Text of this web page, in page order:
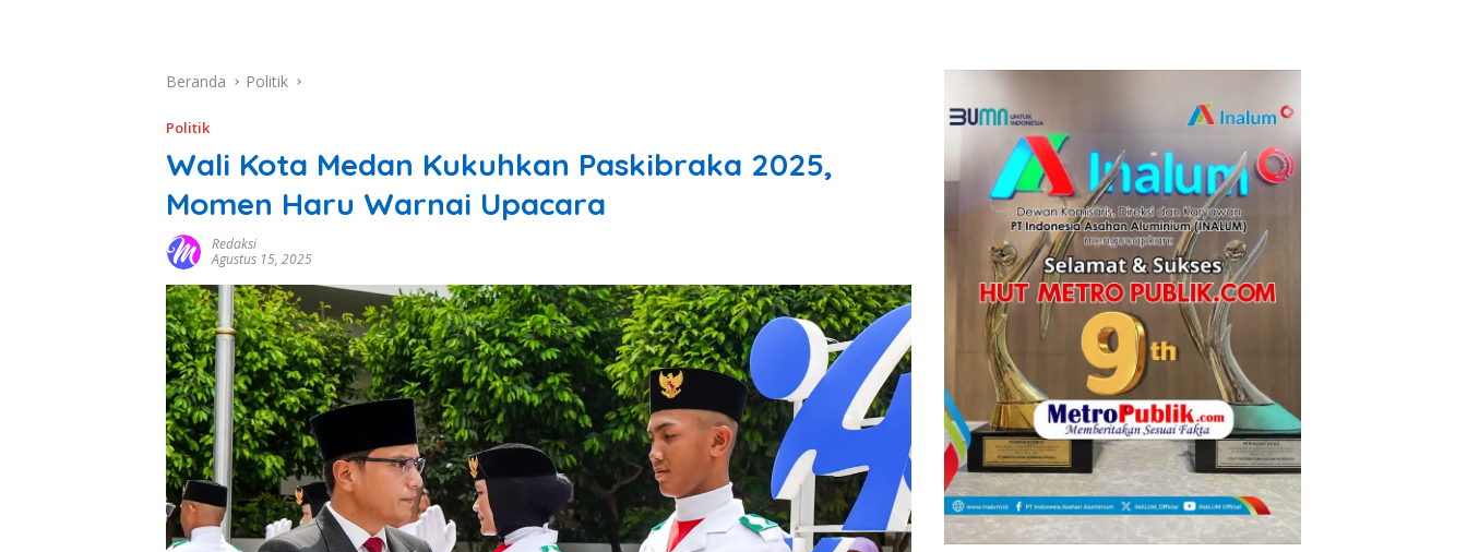
Beranda Politik
Politik
Wali Kota Medan Kukuhkan Paskibraka 2025,
Momen Haru Warnai Upacara
Redaksi
Agustus 15, 2025